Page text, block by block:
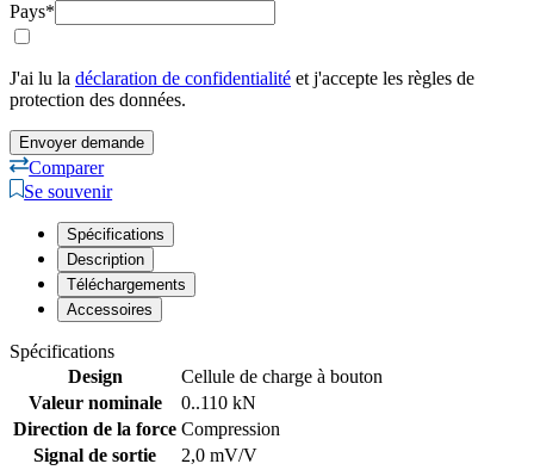
Pays*
J'ai lu la déclaration de confidentialité et j'accepte les règles de
protection des données.
Comparer
Se souvenir
Spécifications
Description
Téléchargements
Accessoires
Spécifications
Design
Cellule de charge à bouton
Valeur nominale
0..110 kN
Direction de la force Compression
Signal de sortie
2,0 mV/V